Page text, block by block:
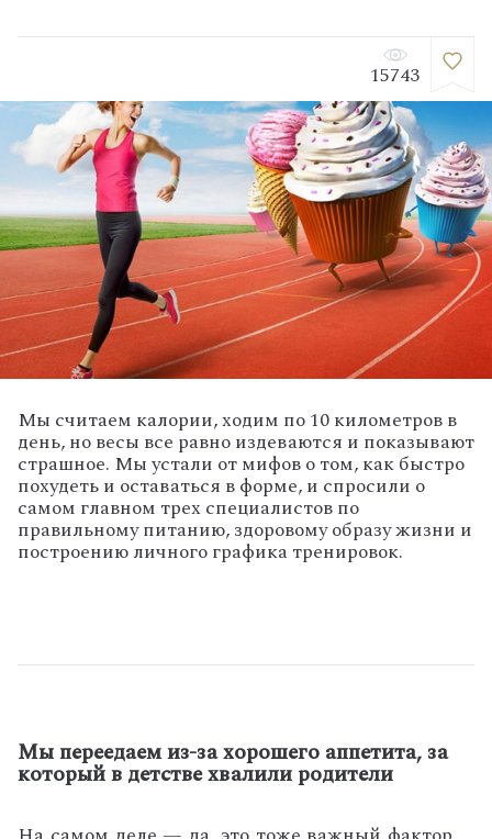
15743
Мы считаем калории, ходим по 10 километров в
день, но весы все равно издеваются и показывают
страшное. Мы устали от мифов о том, как быстро
похудеть и оставаться в форме, и спросили о
самом главном трех специалистов по
правильному питанию, здоровому образу жизни и
построению личного графика тренировок.
Мы переедаем из-за хорошего аппетита, за
который в детстве хвалили родители